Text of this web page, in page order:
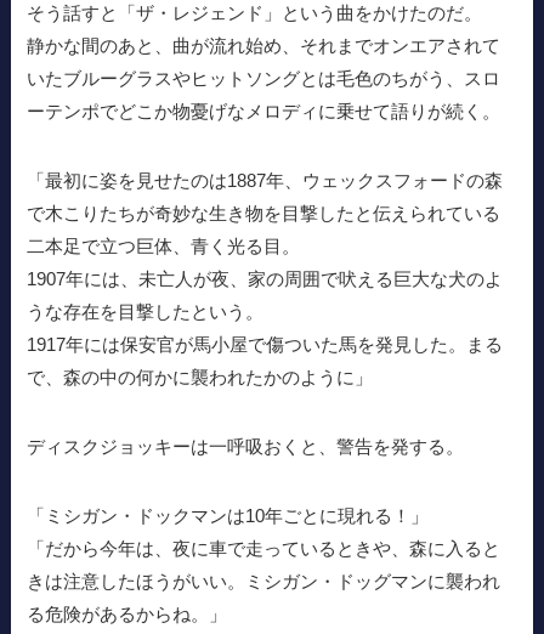
そう話すと「ザ・レジェンド」という曲をかけたのだ。
静かな間のあと、曲が流れ始め、それまでオンエアされて
いたブルーグラスやヒットソングとは毛色のちがう、スロ
ーテンポでどこか物憂げなメロディに乗せて語りが続く。
「最初に姿を見せたのは1887年、ウェックスフォードの森
で木こりたちが奇妙な生き物を目撃したと伝えられている
二本足で立つ巨体、青く光る目。
1907年には、未亡人が夜、家の周囲で吠える巨大な犬のよ
うな存在を目撃したという。
1917年には保安官が馬小屋で傷ついた馬を発見した。まる
で、森の中の何かに襲われたかのように」
ディスクジョッキーは一呼吸おくと、警告を発する。
「ミシガン・ドックマンは10年ごとに現れる！」
「だから今年は、夜に車で走っているときや、森に入ると
きは注意したほうがいい。ミシガン・ドッグマンに襲われ
る危険があるからね。」